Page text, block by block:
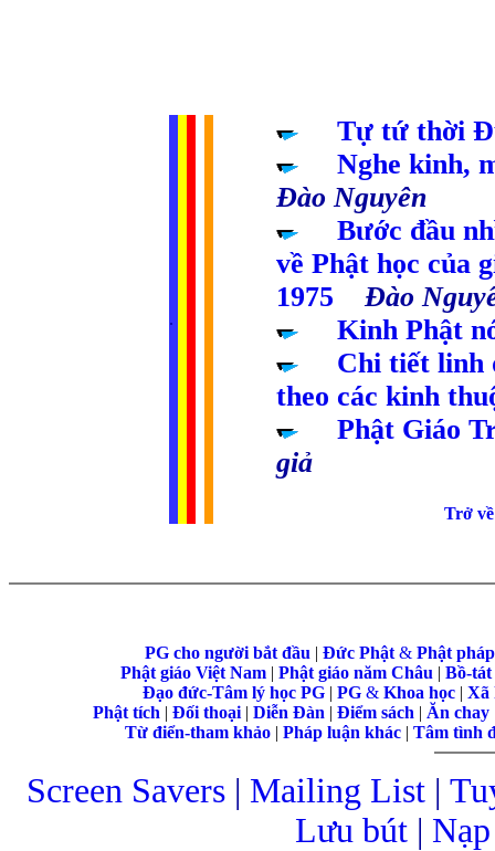
.
Tự tứ thời
Nghe kinh,
Đào Nguyên
Bước đầu
về Phật học của
1975 Đào
Kinh Phật
Chi tiết linh
theo các kinh
Phật Giáo
giả
Trở
PG cho người bắt đầu | Đức Phật & Phật
Phật giáo Việt Nam | Phật giáo năm Châu | Bồ-tát
Đạo đức-Tâm lý học PG | PG & Khoa học | Xã
Phật tích | Đối thoại | Diễn Đàn | Điểm sách | Ăn chay
Từ điển-tham khảo | Pháp luận khác | Tâm tình
Screen Savers| Mailing List |
Lưu bút |